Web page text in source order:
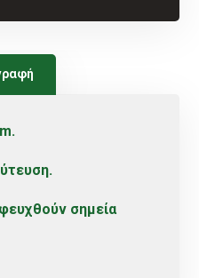
σημεία